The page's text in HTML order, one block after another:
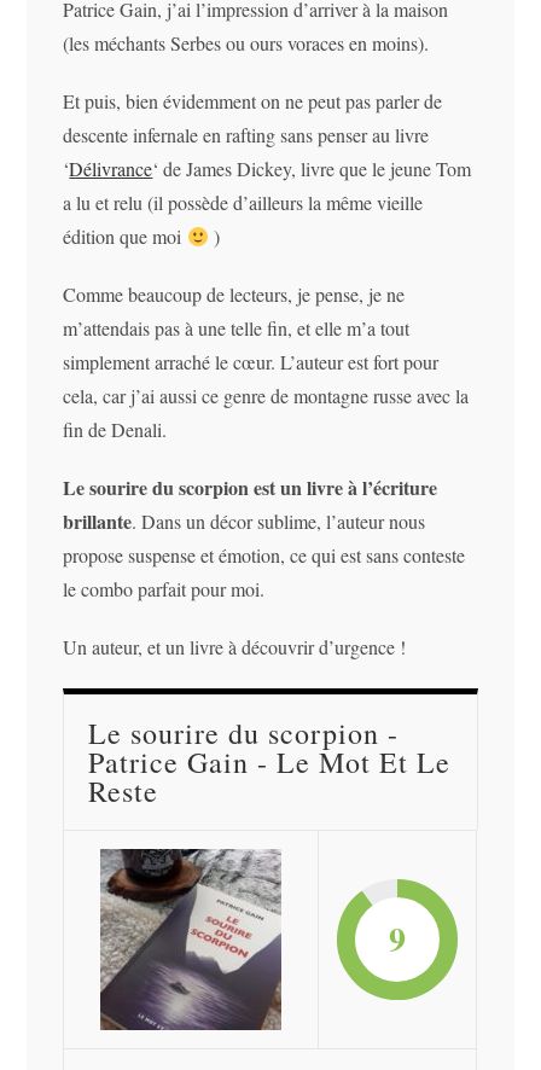
Patrice Gain, j’ai l’impression d’arriver à la maison
(les méchants Serbes ou ours voraces en moins).
Et puis, bien évidemment on ne peut pas parler de
descente infernale en rafting sans penser au livre
‘Délivrance‘ de James Dickey, livre que le jeune Tom
a lu et relu (il possède d’ailleurs la même vieille
édition que moi
)
Comme beaucoup de lecteurs, je pense, je ne
m’attendais pas à une telle fin, et elle m’a tout
simplement arraché le cœur. L’auteur est fort pour
cela, car j’ai aussi ce genre de montagne russe avec la
fin de Denali.
Le sourire du scorpion est un livre à l’écriture
brillante. Dans un décor sublime, l’auteur nous
propose suspense et émotion, ce qui est sans conteste
le combo parfait pour moi.
Un auteur, et un livre à découvrir d’urgence !
Le sourire du scorpion -
Patrice Gain - Le Mot Et Le
Reste
9